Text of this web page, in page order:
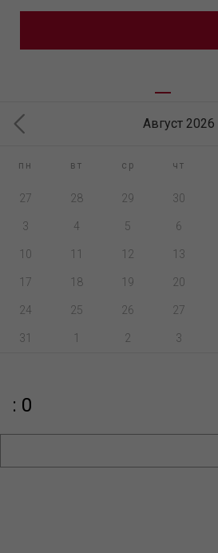
Август 2026
пн вт ср чт
27 28 29 30
3 4 5 6
10 11 12 13
17 18 19 20
24 25 26 27
31 1 2 3
: 0